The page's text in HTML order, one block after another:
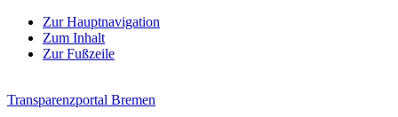
Zur Hauptnavigation
Zum Inhalt
Zur Fußzeile
Transparenzportal Bremen